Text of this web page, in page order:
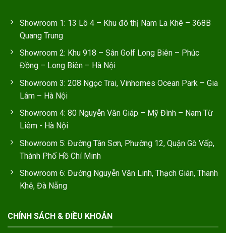
Showroom 1: 13 Lô 4 – Khu đô thị Nam La Khê – 368B
Quang Trung
Showroom 2: Khu 918 – Sân Golf Long Biên – Phúc
Đồng – Long Biên – Hà Nội
Showroom 3: 208 Ngọc Trai, Vinhomes Ocean Park – Gia
Lâm – Hà Nội
Showroom 4: 80 Nguyễn Văn Giáp – Mỹ Đình – Nam Từ
Liêm - Hà Nội
Showroom 5: Đường Tân Sơn, Phường 12, Quận Gò Vấp,
Thành Phố Hồ Chí Minh
Showroom 6: Đường Nguyễn Văn Linh, Thạch Gián, Thanh
Khê, Đà Nẵng
CHÍNH SÁCH & ĐIỀU KHOẢN